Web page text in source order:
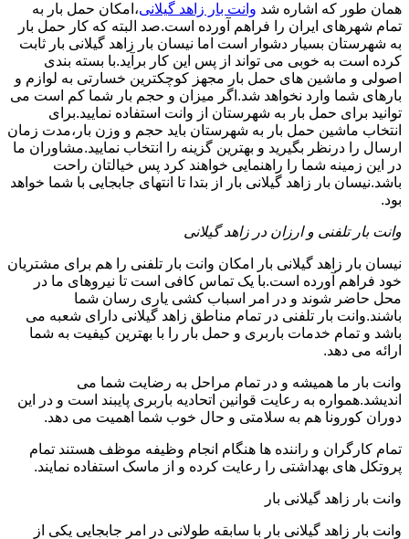
همان طور که اشاره شد وانت بار زاهد گیلانی،امکان حمل بار به
تمام شهرهای ایران را فراهم آورده است.صد البته که کار حمل بار
به شهرستان بسیار دشوار است اما نیسان بار زاهد گیلانی بار ثابت
کرده است به خوبی می تواند از پس این کار برآید.با بسته بندی
اصولی و ماشین های حمل بار مجهز کوچکترین خسارتی به لوازم و
بارهای شما وارد نخواهد شد.اگر میزان و حجم بار شما کم است می
توانید برای حمل بار به شهرستان از وانت استفاده نمایید.برای
انتخاب ماشین حمل بار به شهرستان باید حجم و وزن بار،مدت زمان
ارسال را درنظر بگیرید و بهترین گزینه را انتخاب نمایید.مشاوران ما
در این زمینه شما را راهنمایی خواهند کرد پس خیالتان راحت
باشد.نیسان بار زاهد گیلانی بار از بتدا تا انتهای جابجایی با شما خواهد
بود.
وانت بار تلفنی و ارزان در زاهد گیلانی
نیسان بار زاهد گیلانی بار امکان وانت بار تلفنی را هم برای مشتریان
خود فراهم آورده است.با یک تماس کافی است تا نیروهای ما در
محل حاضر شوند و در امر اسباب کشی یاری رسان شما
باشند.وانت بار تلفنی در تمام مناطق زاهد گیلانی دارای شعبه می
باشد و تمام خدمات باربری و حمل بار را با بهترین کیفیت به شما
ارائه می دهد.
وانت بار ما همیشه و در تمام مراحل به رضایت شما می
اندیشد.همواره به رعایت قوانین اتحادیه باربری پایبند است و در این
دوران کورونا هم به سلامتی و حال خوب شما اهمیت می دهد.
تمام کارگران و راننده ها هنگام انجام وظیفه موظف هستند تمام
پروتکل های بهداشتی را رعایت کرده و از ماسک استفاده نمایند.
وانت بار زاهد گیلانی بار
وانت بار زاهد گیلانی بار با سابقه طولانی در امر جابجایی یکی از